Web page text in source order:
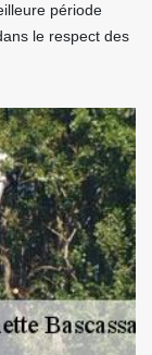
période
le respect des